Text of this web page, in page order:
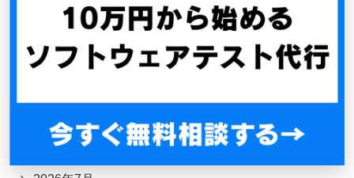
負荷テスト
開発効率化
アーカイブ
2026年8月